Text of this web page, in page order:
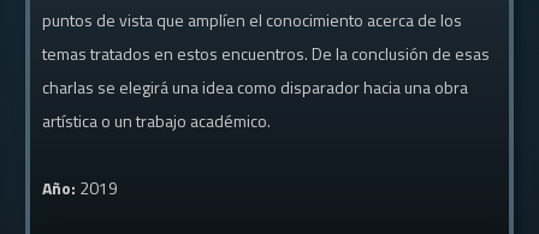
puntos de vista que amplíen el conocimiento acerca de los
temas tratados en estos encuentros. De la conclusión de esas
charlas se elegirá una idea como disparador hacia una obra
artística o un trabajo académico.
Año: 2019